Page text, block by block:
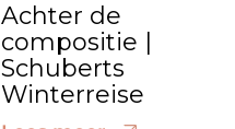
Achter de
compositie |
Schuberts
Winterreise